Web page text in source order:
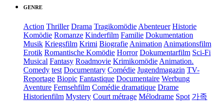
GENRE
Action Thriller Drama Tragikomödie Abenteuer Historie
Komödie Romanze Kinderfilm Familie Dokumentation
Musik Kriegsfilm Krimi Biografie Animation Animationsfilm
Erotik Romantische Komödie Horror Dokumentarfilm Sci-Fi
Musical Fantasy Roadmovie Krimikomödie Animation.
Comedy test Documentary Comédie Jugendmagazin TV-
Reportage Biopic Fantastique Documentaire Werbung
Aventure Fernsehfilm Comédie dramatique Drame
Historienfilm Mystery Court métrage Mélodrame Spot 가족